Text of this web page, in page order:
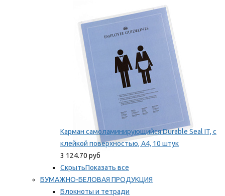
Таблички для маркировки
Мы рекомендуем
Карман самоламинирующийся Durable Seal IT, с
клейкой поверхностью, A4, 10 штук
3 124.70 руб
СкрытьПоказать все
БУМАЖНО-БЕЛОВАЯ ПРОДУКЦИЯ
Блокноты и тетради